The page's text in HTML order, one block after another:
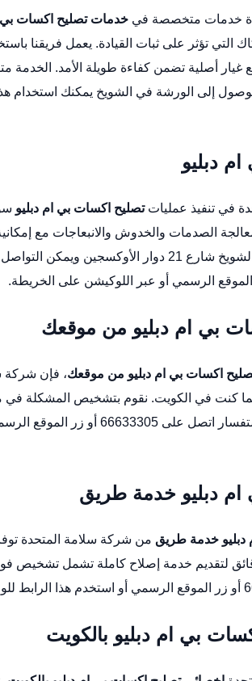
خدمات متخصصة في خدمات تصليح اكسات بي
التي تؤثر على ثبات القيادة. يعمل فريقنا
أصلية تضمن كفاءة طويلة الأمد. الخدمة
دبليو
في تنفيذ عملياتتصليح اكسات بي ام دبليو
الصدمات والخدوش والانبعاجات مع
الموقع الرسمي أو عبر اللوكيشن على الخريطة.
بي ام دبليو من موقعك
اكسات بي ام دبليو من موقعك، فإن شركة
كنت في الكويت. نقوم بتشخيص المشكلة في
على 66633305 أو زر
الموقع
دبليو خدمة طريق
دبليو خدمة طريق من شركة سلامة المتحدة
لتقديم خدمة إصلاح كاملة تشمل تشخيص
الموقع الرسمي أو استخدم هذا الرابط
بي ام دبليو بالكويت